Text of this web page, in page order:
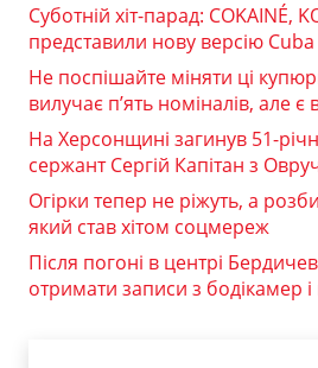
Суботній хіт-парад: COKAINÉ,
представили нову версію
Не поспішайте міняти ці
вилучає п’ять номіналів, але
На Херсонщині загинув 51-
сержант Сергій Капітан з
Огірки тепер не ріжуть, а
який став хітом соцмереж
Після погоні в центрі
отримати записи з бодікамер і